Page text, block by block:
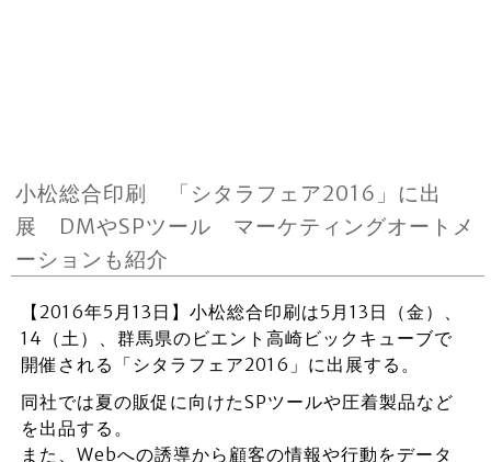
小松総合印刷 「シタラフェア2016」に出
展 DMやSPツール マーケティングオートメ
ーションも紹介
【2016年5月13日】小松総合印刷は5月13日（金）、
14（土）、群馬県のビエント高崎ビックキューブで
開催される「シタラフェア2016」に出展する。
同社では夏の販促に向けたSPツールや圧着製品など
を出品する。
また、Webへの誘導から顧客の情報や行動をデータ